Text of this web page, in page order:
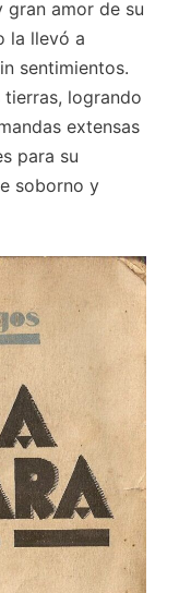
gran amor de su
la llevó a
sentimientos.
logrando
extensas
para su
soborno y